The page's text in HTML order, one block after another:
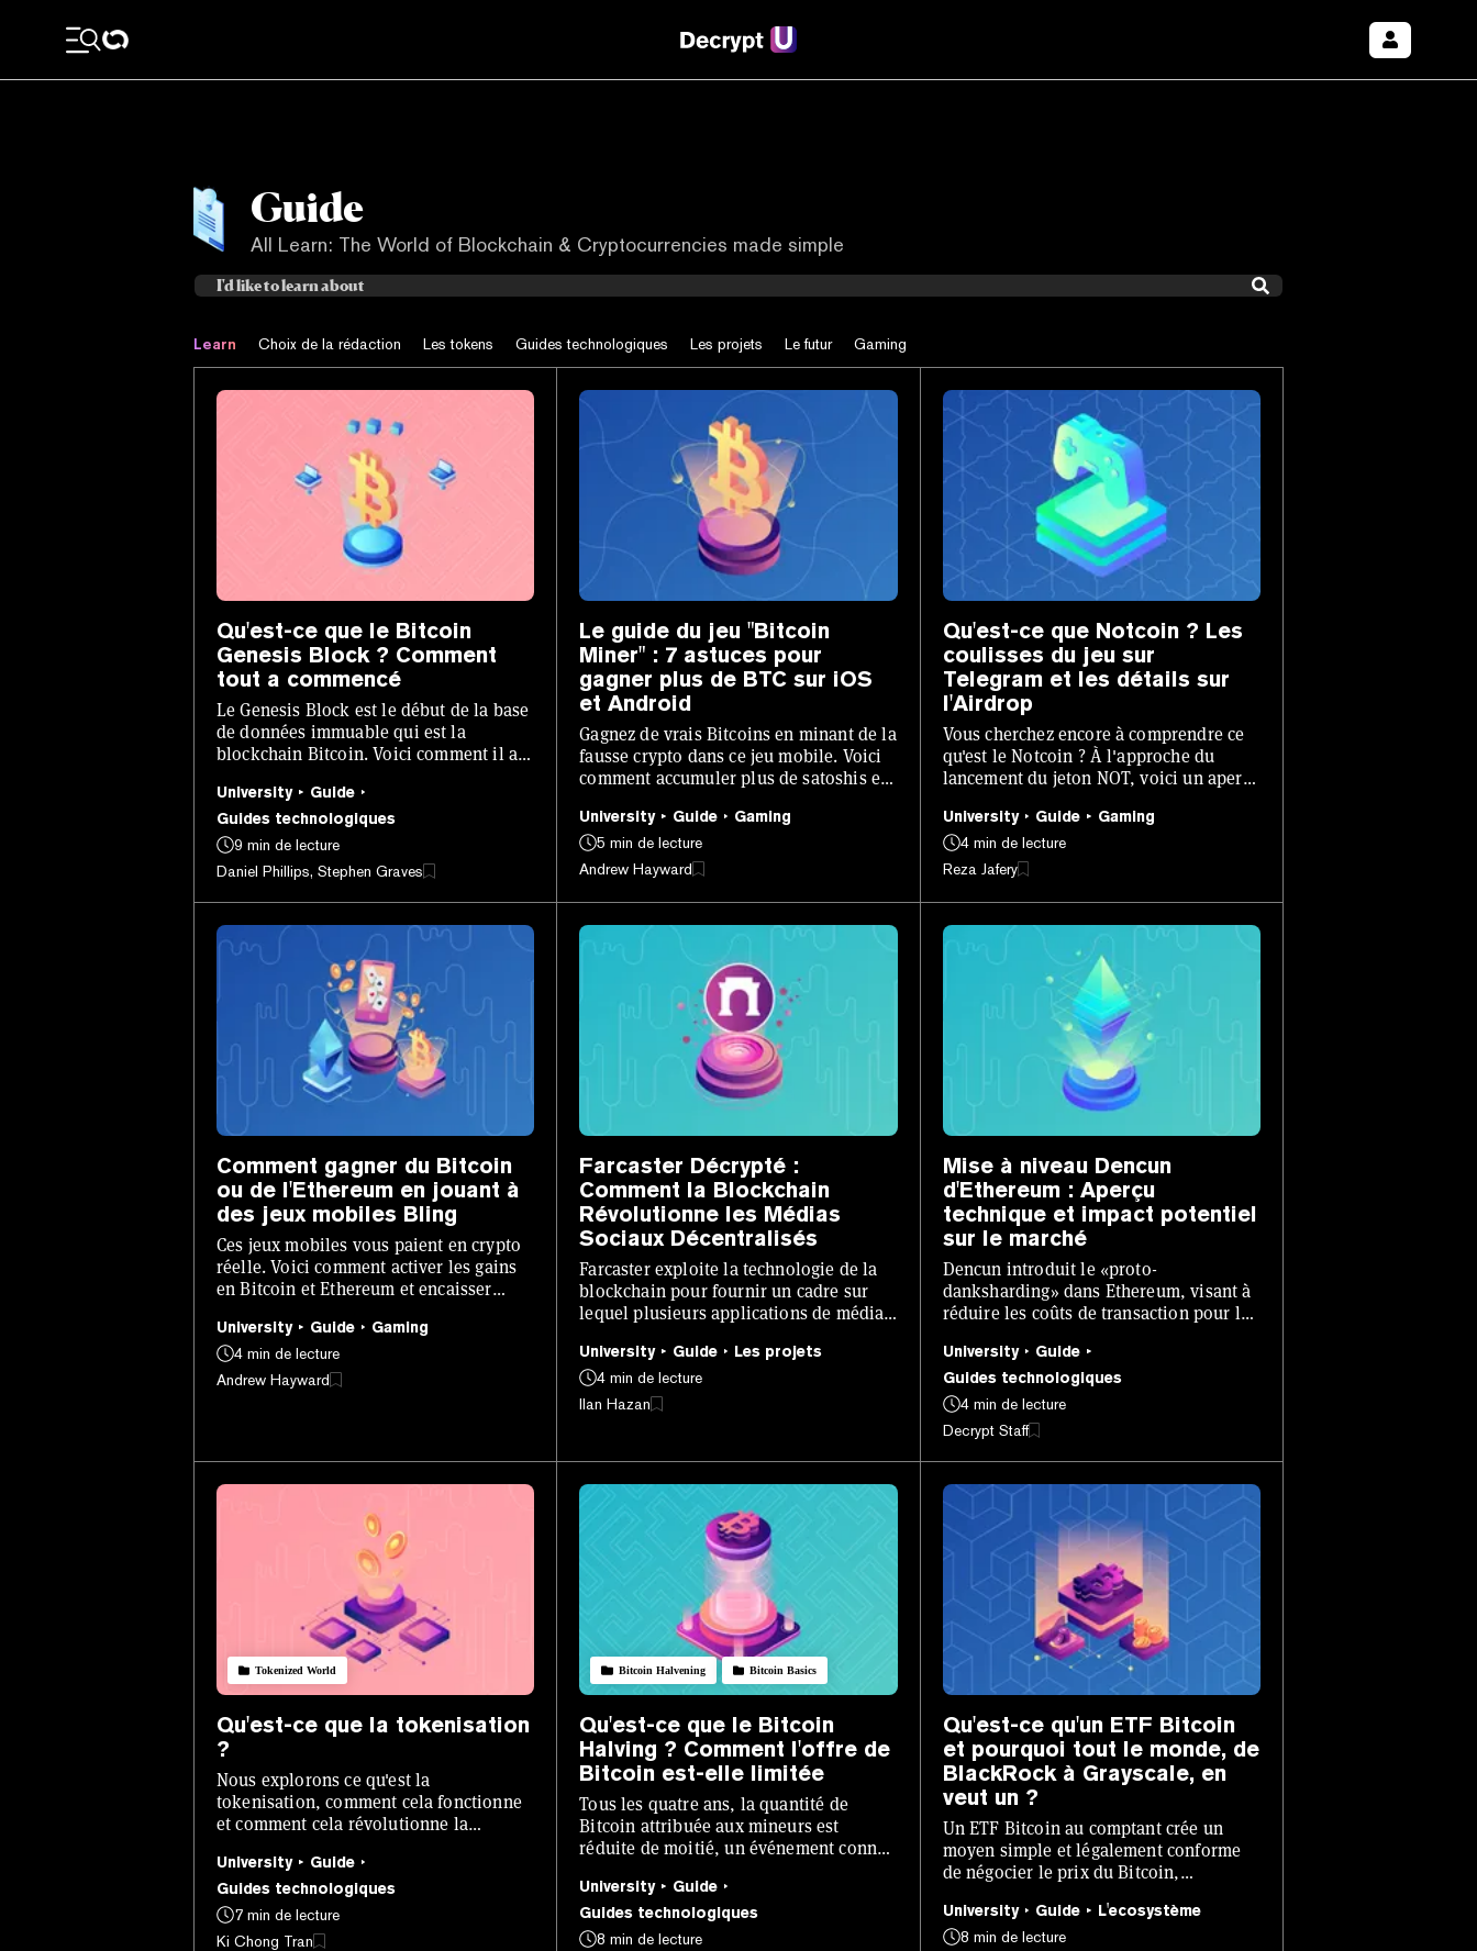
Guide
All Learn: The World of Blockchain & Cryptocurrencies made simple
Learn Choix de la rédaction Les tokens Guides technologiques Les projets Le futur Gaming
Qu'est-ce que le Bitcoin
Genesis Block ? Comment
tout a commencé
Le Genesis Block est le début de la base
de données immuable qui est la
blockchain Bitcoin. Voici comment il a
University
Guide
Guides technologiques
9 min de lecture
Daniel Phillips, Stephen Graves
Le guide du jeu "Bitcoin
Miner" : 7 astuces pour
gagner plus de BTC sur iOS
et Android
Gagnez de vrais Bitcoins en minant de la
fausse crypto dans ce jeu mobile. Voici
comment accumuler plus de satoshis en
University Guide
Gaming
5 min de lecture
Andrew Hayward
Qu'est-ce que Notcoin ? Les
coulisses du jeu sur
Telegram et les détails sur
l'Airdrop
Vous cherchez encore à comprendre ce
qu'est le Notcoin ? À l'approche du
lancement du jeton NOT, voici un aperçu
University Guide
Gaming
4 min de lecture
Reza Jafery
Comment gagner du Bitcoin
ou de l'Ethereum en jouant à
des jeux mobiles Bling
Ces jeux mobiles vous paient en crypto
réelle. Voici comment activer les gains
en Bitcoin et Ethereum et encaisser
University Guide
Gaming
4 min de lecture
Andrew Hayward
Farcaster Décrypté :
Comment la Blockchain
Révolutionne les Médias
Sociaux Décentralisés
Farcaster exploite la technologie de la
blockchain pour fournir un cadre sur
lequel plusieurs applications de médias
University Guide
Les projets
4 min de lecture
Ilan Hazan
Mise à niveau Dencun
d'Ethereum : Aperçu
technique et impact potentiel
sur le marché
Dencun introduit le «proto-
danksharding» dans Ethereum, visant à
réduire les coûts de transaction pour les
les problèmes de scalabilité.
University
Guide
Guides technologiques
4 min de lecture
Decrypt Staff
Tokenized World
Qu'est-ce que la tokenisation
?
Nous explorons ce qu'est la
tokenisation, comment cela fonctionne
et comment cela révolutionne la
émis, gérés et échangés.
University
Guide
Guides technologiques
7 min de lecture
Ki Chong Tran
Bitcoin Halvening Bitcoin Basics
Qu'est-ce que le Bitcoin
Halving ? Comment l'offre de
Bitcoin est-elle limitée
Tous les quatre ans, la quantité de
Bitcoin attribuée aux mineurs est
réduite de moitié, un événement connu
University
Guide
Guides technologiques
8 min de lecture
Qu'est-ce qu'un ETF Bitcoin
et pourquoi tout le monde, de
BlackRock à Grayscale, en
veut un ?
Un ETF Bitcoin au comptant crée un
moyen simple et légalement conforme
de négocier le prix du Bitcoin,
les investisseurs sont déjà familiers.
University Guide
L'ecosystème
8 min de lecture